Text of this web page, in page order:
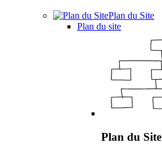
Plan du Site
Plan du site
Plan du Site